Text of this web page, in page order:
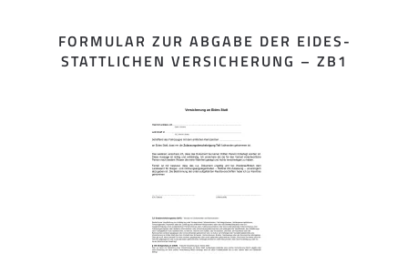
FORMULAR ZUR ABGABE DER EIDES­
STATTLICHEN VERSICHERUNG – ZB1